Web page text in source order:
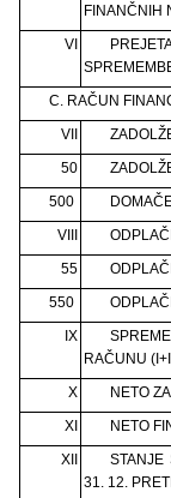
FINANČNIH
VI
C. RAČUN
VII
50
500
VIII
55
550
IX
RAČUNU
X
NETO
XI
NETO
XII
STANJE
31. 12.